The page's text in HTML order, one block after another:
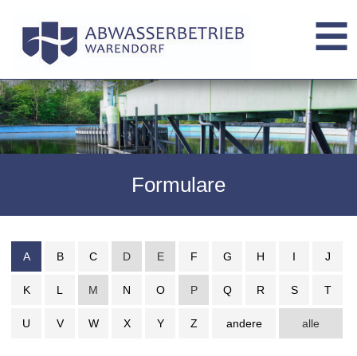
Formulare
alle
A B C D E F G H I J
K L M N O P Q R S T
U V W X Y Z andere